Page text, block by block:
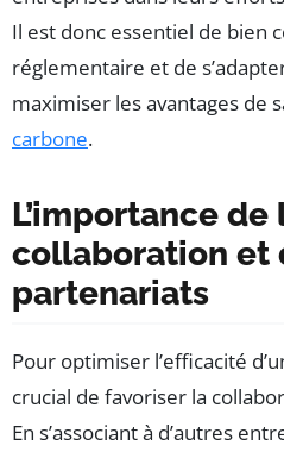
Il est donc essentiel de bien
réglementaire et de
maximiser les avantages de
carbone.
L’importance de
collaboration et
partenariats
Pour optimiser l’efficacité
crucial de favoriser la
En s’associant à d’autres